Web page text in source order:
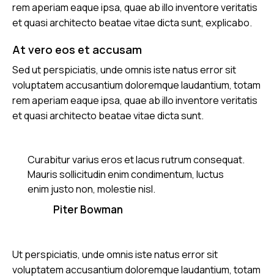
rem aperiam eaque ipsa, quae ab illo inventore veritatis
et quasi architecto beatae vitae dicta sunt, explicabo.
At vero eos et accusam
Sed ut perspiciatis, unde omnis iste natus error sit
voluptatem accusantium doloremque laudantium, totam
rem aperiam eaque ipsa, quae ab illo inventore veritatis
et quasi architecto beatae vitae dicta sunt.
Curabitur varius eros et lacus rutrum consequat.
Mauris sollicitudin enim condimentum, luctus
enim justo non, molestie nisl.
Piter Bowman
Ut perspiciatis, unde omnis iste natus error sit
voluptatem accusantium doloremque laudantium, totam